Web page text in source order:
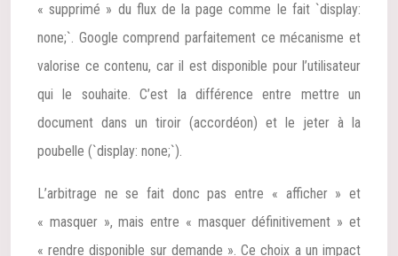
« supprimé » du flux de la page comme le fait `display:
none;`. Google comprend parfaitement ce mécanisme et
valorise ce contenu, car il est disponible pour l’utilisateur
qui le souhaite. C’est la différence entre mettre un
document dans un tiroir (accordéon) et le jeter à la
poubelle (`display: none;`).
L’arbitrage ne se fait donc pas entre « afficher » et
« masquer », mais entre « masquer définitivement » et
« rendre disponible sur demande ». Ce choix a un impact